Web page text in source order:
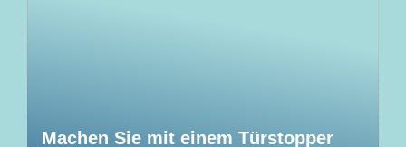
Machen Sie mit einem Türstopper